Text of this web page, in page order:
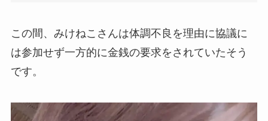
この間、みけねこさんは体調不良を理由に協議に
は参加せず一方的に金銭の要求をされていたそう
です。